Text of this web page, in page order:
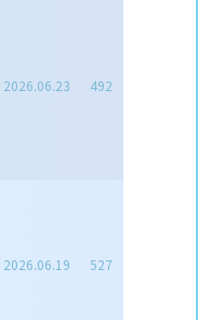
2026.06.23 492
2026.06.19 527